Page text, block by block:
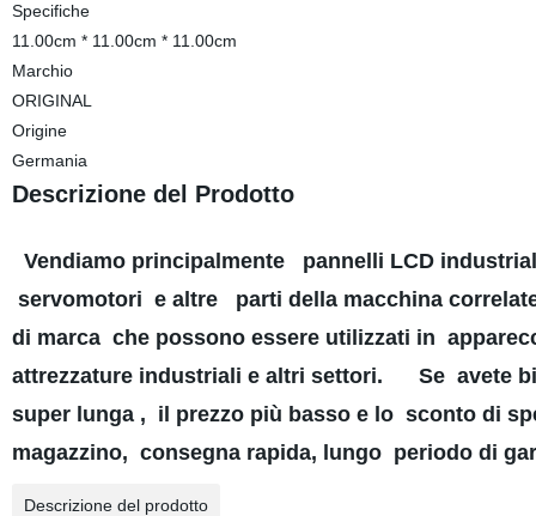
Specifiche
11.00cm * 11.00cm * 11.00cm
Marchio
ORIGINAL
Origine
Germania
Descrizione del Prodotto
Vendiamo principalmente pannelli LCD
servomotori e altre parti della macchina
di marca che possono essere utilizzati in
attrezzature industriali e altri settori. Se avete
super lunga , il prezzo più basso e lo sconto di
magazzino, consegna rapida, lungo periodo di
Descrizione del prodotto